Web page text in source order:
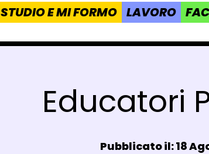
STUDIO E MI FORMO LAVORO
Educatori
Data e ora:
Pubblicato il: 18